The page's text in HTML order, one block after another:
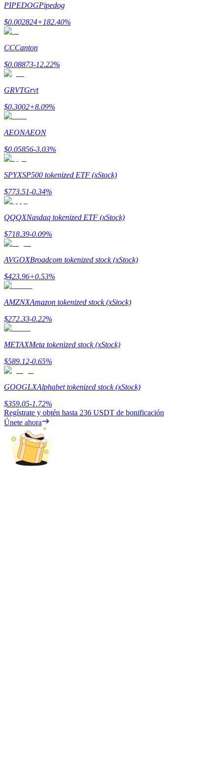
Earn
Power Piggy
Gana recompensas competitivas diariamente
Staking
Alta rentabilidad y acceso instantáneo
Launchpool
PIPEDOGPipedog
$0.002824+182.40%
CCCanton
$0.08873-12.22%
GRVTGrvt
$0.3002+8.09%
AEONAEON
$0.05856-3.03%
SPYXSP500 tokenized ETF (xStock)
$773.51-0.34%
QQQXNasdaq tokenized ETF (xStock)
$718.39-0.09%
AVGOXBroadcom tokenized stock (xStock)
$423.96+0.53%
AMZNXAmazon tokenized stock (xStock)
$272.33-0.22%
METAXMeta tokenized stock (xStock)
$589.12-0.65%
GOOGLXAlphabet tokenized stock (xStock)
$359.05-1.72%
Regístrate y obtén hasta 236 USDT de bonificación
Únete ahora